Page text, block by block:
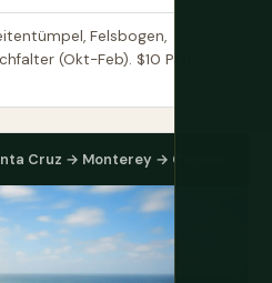
Felsbogen,
(Okt-Feb). $10 Parken.
Cruz → Monterey → Carmel